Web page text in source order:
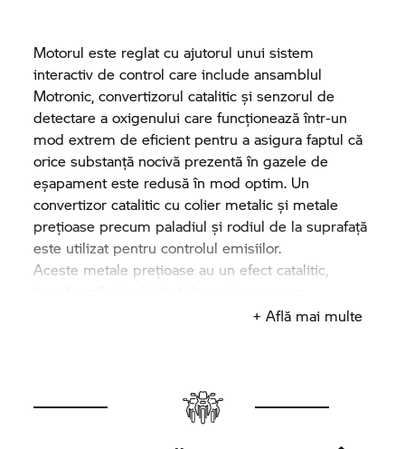
Motorul este reglat cu ajutorul unui sistem
interactiv de control care include ansamblul
Motronic, convertizorul catalitic și senzorul de
detectare a oxigenului care funcționează într-un
mod extrem de eficient pentru a asigura faptul că
orice substanță nocivă prezentă în gazele de
eșapament este redusă în mod optim. Un
convertizor catalitic cu colier metalic și metale
prețioase precum paladiul și rodiul de la suprafață
este utilizat pentru controlul emisiilor.
Aceste metale prețioase au un efect catalitic,
monoxidul de carbon, hidrocarburile și protoxidul
convertizorului catalitic. În acest sens, un raport de
14,7 părți aer la o parte de combustibil ar fi ideal.
Senzorul de detectare a oxigenului măsoară
+ Află mai multe